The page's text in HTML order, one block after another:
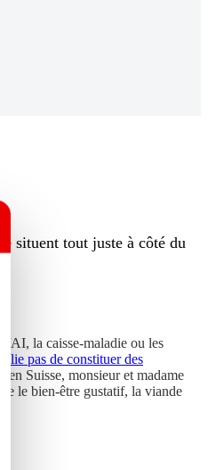
situent tout juste à côté du
AI, la caisse-maladie ou les
pas de constituer des
en Suisse, monsieur et madame
le bien-être gustatif, la viande